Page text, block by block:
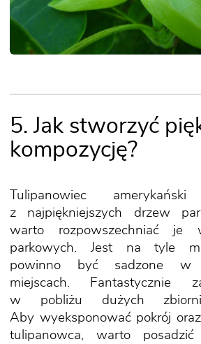
5. Jak stworzyć
kompozycję?
Tulipanowiec
z najpiękniejszych drzew
warto rozpowszechniać je
parkowych. Jest na tyle
powinno być sadzone w
miejscach. Fantastycznie
w pobliżu dużych
Aby wyeksponować pokrój
tulipanowca, warto